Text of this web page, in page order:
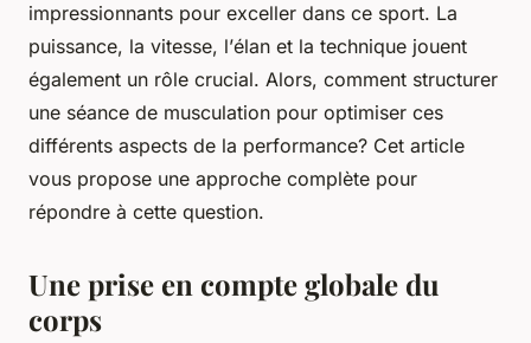
impressionnants pour exceller dans ce sport. La
puissance, la vitesse, l’élan et la technique jouent
également un rôle crucial. Alors, comment structurer
une séance de musculation pour optimiser ces
différents aspects de la performance? Cet article
vous propose une approche complète pour
répondre à cette question.
Une prise en compte globale du
corps